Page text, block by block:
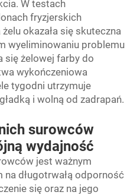
W testach
fryzjerskich
okazała się skuteczna
wyeliminowaniu problemu
się żelowej farby do
wykończeniowa
tygodni utrzymuje
i wolną od zadrapań.
surowców
wydajność
jest ważnym
na długotrwałą odporność
się oraz na jego